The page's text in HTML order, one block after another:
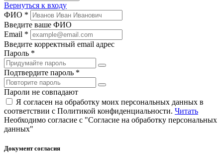
Вернуться к входу
ФИО *
Введите ваше ФИО
Email *
Введите корректный email адрес
Пароль *
Подтвердите пароль *
Пароли не совпадают
Я согласен на обработку моих персональных данных в
соответствии с Политикой конфиденциальности. Читать
Необходимо согласие с "Согласие на обработку персональных
данных"
Документ согласия